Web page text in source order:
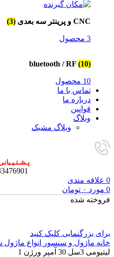
CNC و پرینتر سه بعدی (3)
3 محصول
bluetooth / RF (10)
10 محصول
تماس با ما
درباره ما
قوانین
وبلاگ
وبلاگ مشبک
0 علاقه مندی
0 مورد ۰ تومان
فروخته شده
برای بزرگنمایی کلیک کنید
خانه ماژول و سنسور انواع ماژول
لیتیومی 3سل 30 آمپر ورژن 1